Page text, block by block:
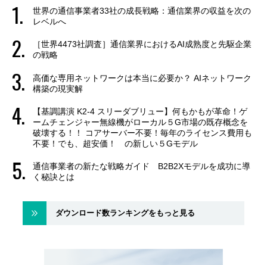
世界の通信事業者33社の成長戦略：通信業界の収益を次の
レベルへ
［世界4473社調査］通信業界におけるAI成熟度と先駆企業
の戦略
高価な専用ネットワークは本当に必要か？ AIネットワーク
構築の現実解
【基調講演 K2-4 スリーダブリュー】何もかもが革命！ゲ
ームチェンジャー無線機がローカル５G市場の既存概念を
破壊する！！ コアサーバー不要！毎年のライセンス費用も
不要！でも、超安価！ の新しい５Gモデル
通信事業者の新たな戦略ガイド B2B2Xモデルを成功に導
く秘訣とは
ダウンロード数ランキングをもっと見る